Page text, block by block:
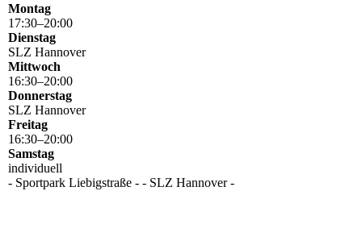
Montag
17:30–20:00
Dienstag
SLZ Hannover
Mittwoch
16:30–20:00
Donnerstag
SLZ Hannover
Freitag
16:30–20:00
Samstag
individuell
- Sportpark Liebigstraße - - SLZ Hannover -